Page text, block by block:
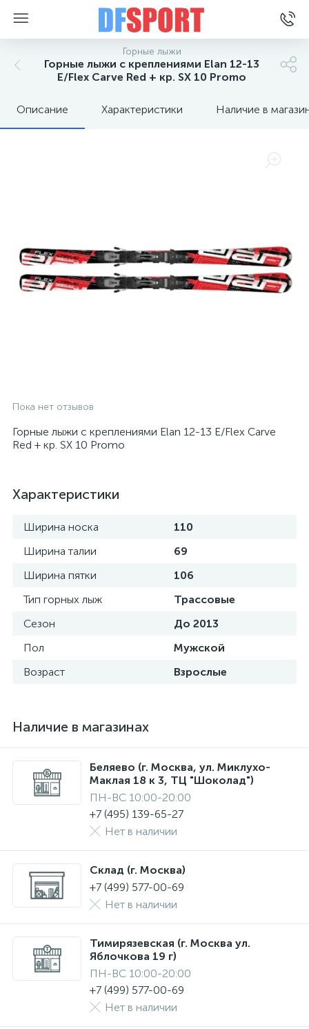
Горные лыжи
Горные лыжи с креплениями Elan 12-13
E/Flex Carve Red + кр. SX 10 Promo
Описание Характеристики Наличие в
Пока нет отзывов
Горные лыжи с креплениями Elan 12-13 E/Flex Carve
Red + кр. SX 10 Promo
Характеристики
Ширина носка
110
Ширина талии
69
Ширина пятки
106
Тип горных лыж
Трассовые
Сезон
До 2013
Пол
Мужской
Возраст
Взрослые
Наличие в магазинах
Беляево (г. Москва, ул. Миклухо-
Маклая 18 к 3, ТЦ "Шоколад")
ПН-ВС 10:00-20:00
+7 (495) 139-65-27
Нет в наличии
Склад (г. Москва)
+7 (499) 577-00-69
Нет в наличии
Тимирязевская (г. Москва ул.
Яблочкова 19 г)
ПН-ВС 10:00-20:00
+7 (499) 577-00-69
Нет в наличии